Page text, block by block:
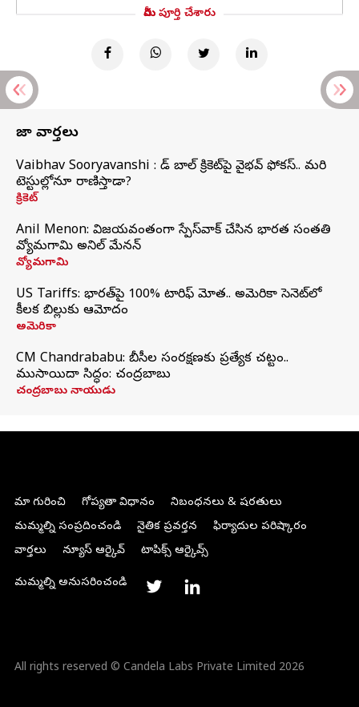
మీరు పూర్తి చేశారు
తాజా వార్తలు
Vaibhav Sooryavanshi : రెడ్ బాల్ క్రికెట్‌పై వైభవ్ ఫోకస్.. మరి
టెస్టుల్లోనూ రాణిస్తాడా?
క్రికెట్
Anil Menon: విజయవంతంగా స్పేస్‌వాక్‌ చేసిన భారత సంతతి
వ్యోమగామి అనిల్‌ మేనన్
వ్యోమగామి
US Tariffs: భారత్‌పై 100% టారిఫ్‌ మోత.. అమెరికా సెనెట్‌లో
కీలక బిల్లుకు ఆమోదం
అమెరికా
CM Chandrababu: బీసీల సంరక్షణకు ప్రత్యేక చట్టం..
ముసాయిదా సిద్ధం: చంద్రబాబు
చంద్రబాబు నాయుడు
మా గురించి గోప్యతా విధానం
నిబంధనలు & షరతులు
మమ్మల్ని సంప్రదించండి
నైతిక ప్రవర్తన
ఫిర్యాదుల పరిష్కారం
వార్తలు
న్యూస్ ఆర్కైవ్ టాపిక్స్ ఆర్కైవ్స్
మమ్మల్ని అనుసరించండి
All rights reserved © Candela Labs Private Limited 2026